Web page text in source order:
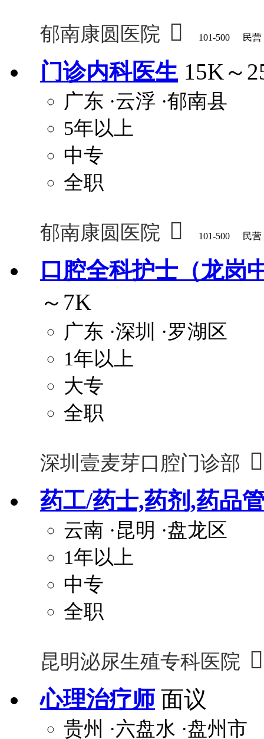
郁南康圆医院  101-500 民营
门诊内科医生 15K～
广东 ·云浮 ·郁南县
5年以上
中专
全职
郁南康圆医院  101-500 民营
口腔全科护士（龙岗
～7K
广东 ·深圳 ·罗湖区
1年以上
大专
全职
深圳壹麦芽口腔门诊部 
药工/药士,药剂,药品
云南 ·昆明 ·盘龙区
1年以上
中专
全职
昆明泌尿生殖专科医院 
心理治疗师 面议
贵州 ·六盘水 ·盘州市